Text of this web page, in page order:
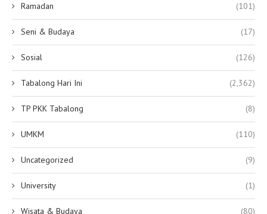
Ramadan (101)
Seni & Budaya (17)
Sosial (126)
Tabalong Hari Ini (2,362)
TP PKK Tabalong (8)
UMKM (110)
Uncategorized (9)
University (1)
Wisata & Budaya (80)